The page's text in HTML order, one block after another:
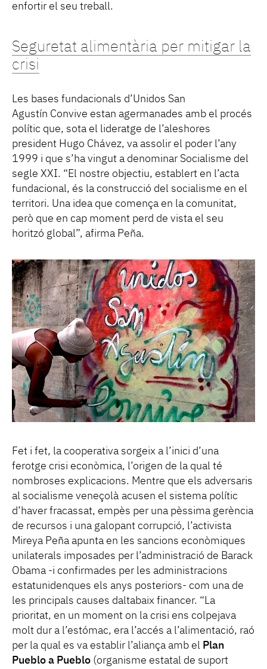
enfortir el seu treball.
Seguretat alimentària per mitigar la
crisi
Les bases fundacionals d’Unidos San
Agustín Convive estan agermanades amb el procés
polític que, sota el lideratge de l’aleshores
president Hugo Chávez, va assolir el poder l’any
1999 i que s’ha vingut a denominar Socialisme del
segle XXI. “El nostre objectiu, establert en l’acta
fundacional, és la construcció del socialisme en el
territori. Una idea que comença en la comunitat,
però que en cap moment perd de vista el seu
horitzó global”, afirma Peña.
Fet i fet, la cooperativa sorgeix a l’inici d’una
ferotge crisi econòmica, l’origen de la qual té
nombroses explicacions. Mentre que els adversaris
al socialisme veneçolà acusen el sistema polític
d’haver fracassat, empès per una pèssima gerència
de recursos i una galopant corrupció, l’activista
Mireya Peña apunta en les sancions econòmiques
unilaterals imposades per l’administració de Barack
Obama -i confirmades per les administracions
estatunidenques els anys posteriors- com una de
les principals causes daltabaix financer. “La
prioritat, en un moment on la crisi ens colpejava
molt dur a l’estómac, era l’accés a l’alimentació, raó
per la qual es va establir l’aliança amb el
Plan
Pueblo a Pueblo (organisme estatal de suport